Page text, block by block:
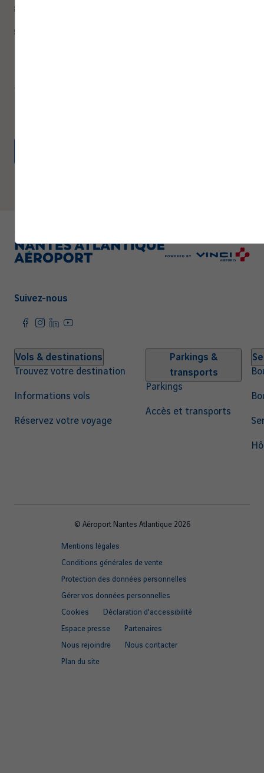
Suivez-nous
Navigation
principale
Vols & destinations
Trouvez votre destination
Informations vols
Réservez votre voyage
Parkings &
transports
Parkings
Accès et transports
© Aéroport Nantes Atlantique 2026
Mentions légales
Conditions générales de vente
Protection des données personnelles
Gérer vos données personnelles
Cookies
Déclaration d'accessibilité
Espace presse
Partenaires
Nous rejoindre
Nous contacter
Plan du site